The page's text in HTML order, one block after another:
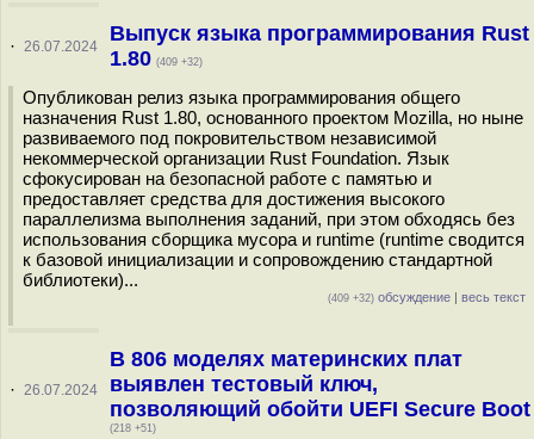
· 26.07.2024
Выпуск языка программирования Rust
1.80 (409 +32)
Опубликован релиз языка программирования общего
назначения Rust 1.80, основанного проектом Mozilla, но ныне
развиваемого под покровительством независимой
некоммерческой организации Rust Foundation. Язык
сфокусирован на безопасной работе с памятью и
предоставляет средства для достижения высокого
параллелизма выполнения заданий, при этом обходясь без
использования сборщика мусора и runtime (runtime сводится
к базовой инициализации и сопровождению стандартной
библиотеки)...
(409 +32) обсуждение | весь текст
· 26.07.2024
В 806 моделях материнских плат
выявлен тестовый ключ,
позволяющий обойти UEFI Secure Boot
(218 +51)